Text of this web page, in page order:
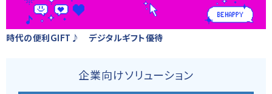
時代の便利GIFT♪ デジタルギフト優待
企業向けソリューション